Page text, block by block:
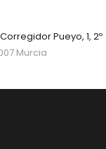
Pueyo, 1, 2º
Murcia